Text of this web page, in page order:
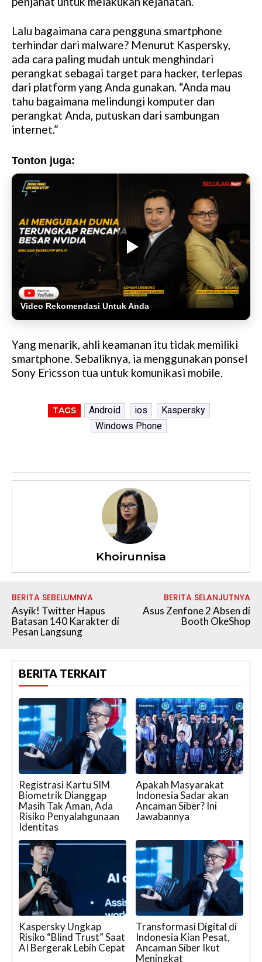
Lalu bagaimana cara pengguna smartphone
terhindar dari malware? Menurut Kaspersky,
ada cara paling mudah untuk menghindari
perangkat sebagai target para hacker, terlepas
dari platform yang Anda gunakan. “Anda mau
tahu bagaimana melindungi komputer dan
perangkat Anda, putuskan dari sambungan
internet.”
Tonton juga:
Video Rekomendasi Untuk Anda
Yang menarik, ahli keamanan itu tidak memiliki
smartphone. Sebaliknya, ia menggunakan ponsel
Sony Ericsson tua untuk komunikasi mobile.
TAGS Android ios
Kaspersky
Windows Phone
Khoirunnisa
BERITA SEBELUMNYA
Asyik! Twitter Hapus
Batasan 140 Karakter di
Pesan Langsung
BERITA SELANJUTNYA
Asus Zenfone 2 Absen di
Booth OkeShop
BERITA TERKAIT
Registrasi Kartu SIM
Biometrik Dianggap
Masih Tak Aman, Ada
Risiko Penyalahgunaan
Identitas
Apakah Masyarakat
Indonesia Sadar akan
Ancaman Siber? Ini
Jawabannya
Kaspersky Ungkap
Risiko “Blind Trust” Saat
AI Bergerak Lebih Cepat
Transformasi Digital di
Indonesia Kian Pesat,
Ancaman Siber Ikut
Meningkat